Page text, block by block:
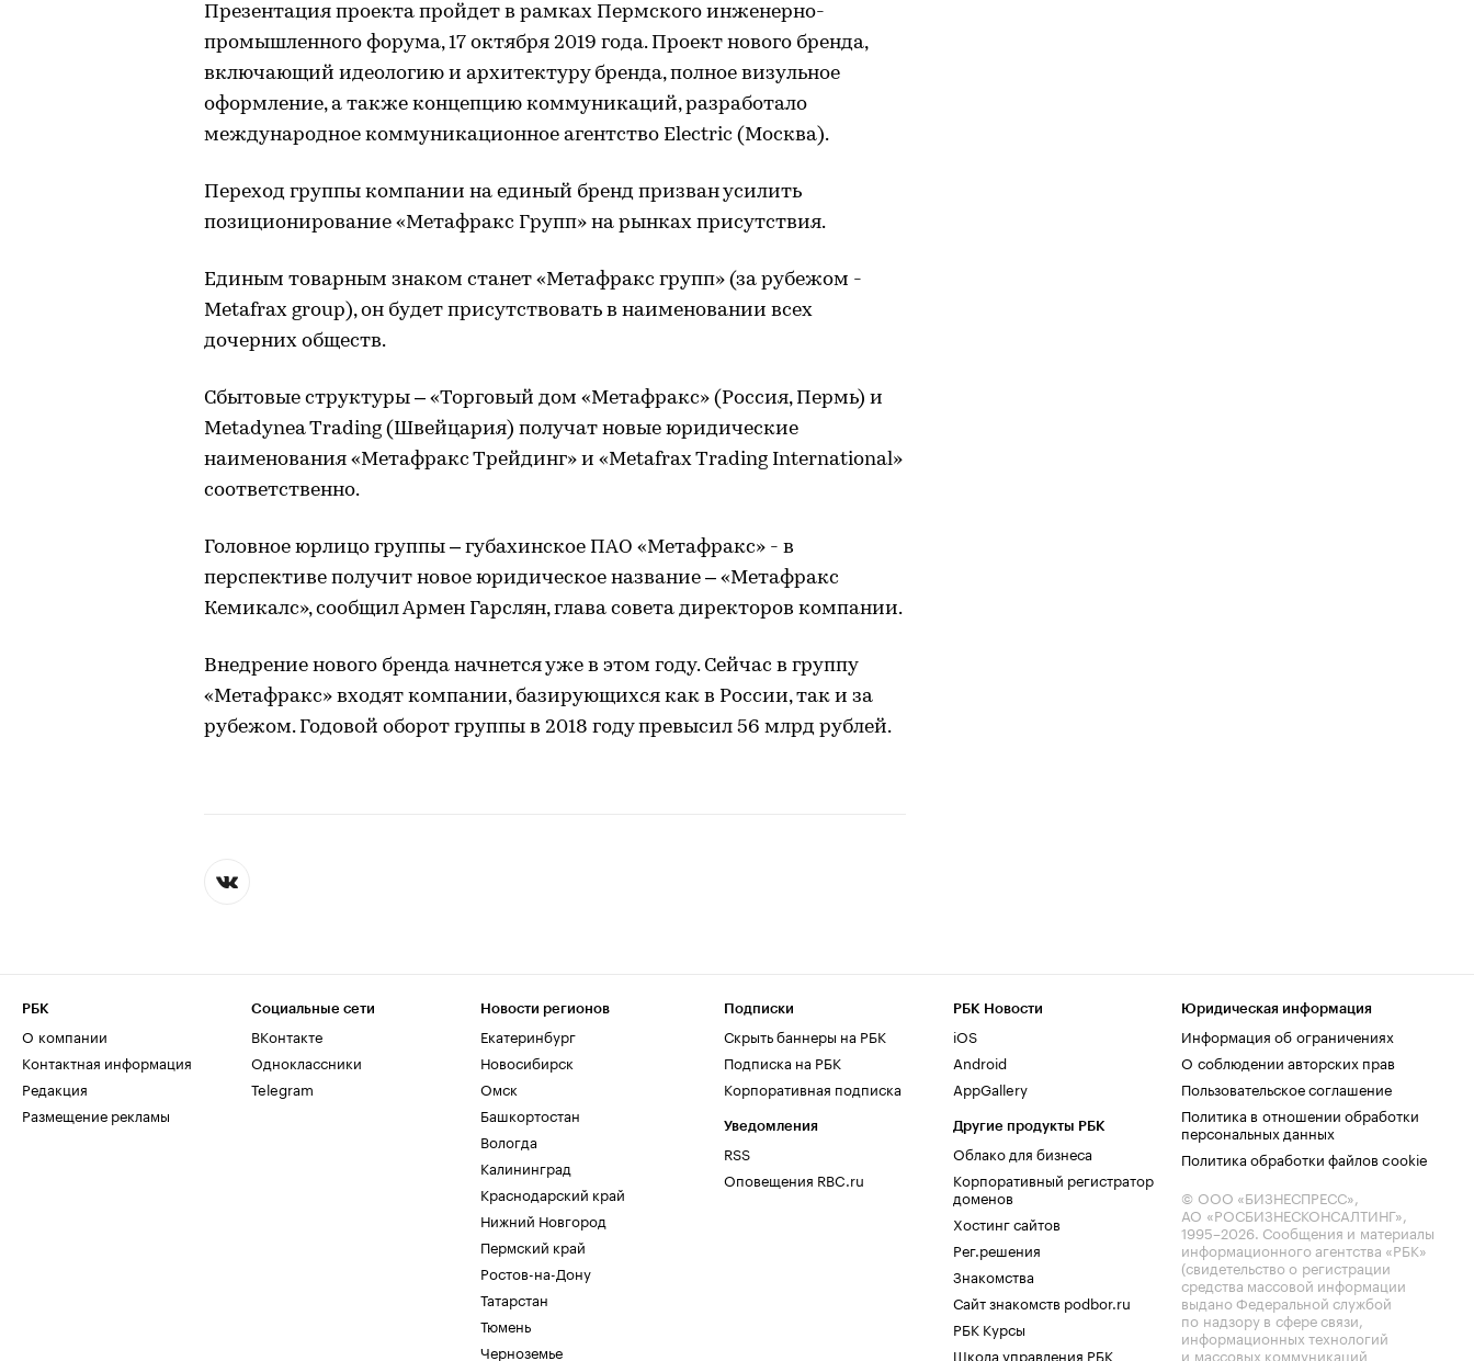
Презентация проекта пройдет в рамках Пермского инженерно-
промышленного форума, 17 октября 2019 года. Проект нового бренда,
включающий идеологию и архитектуру бренда, полное визульное
оформление, а также концепцию коммуникаций, разработало
международное коммуникационное агентство Electric (Москва).
Переход группы компании на единый бренд призван усилить
позиционирование «Метафракс Групп» на рынках присутствия.
Единым товарным знаком станет «Метафракс групп» (за рубежом -
Metafrax group), он будет присутствовать в наименовании всех
дочерних обществ.
Сбытовые структуры – «Торговый дом «Метафракс» (Россия, Пермь) и
Metadynea Trading (Швейцария) получат новые юридические
наименования «Метафракс Трейдинг» и «Metafrax Trading International»
соответственно.
Головное юрлицо группы – губахинское ПАО «Метафракс» - в
перспективе получит новое юридическое название – «Метафракс
Кемикалс», сообщил Армен Гарслян, глава совета директоров компании.
Внедрение нового бренда начнется уже в этом году. Сейчас в группу
«Метафракс» входят компании, базирующихся как в России, так и за
рубежом. Годовой оборот группы в 2018 году превысил 56 млрд рублей.
РБК
О компании
Контактная информация
Редакция
Размещение рекламы
Социальные сети
ВКонтакте
Одноклассники
Telegram
Новости регионов
Екатеринбург
Новосибирск
Омск
Башкортостан
Вологда
Калининград
Краснодарский край
Нижний Новгород
Пермский край
Ростов-на-Дону
Татарстан
Тюмень
Черноземье
Подписки
Скрыть баннеры на РБК
Подписка на РБК
Корпоративная подписка
Уведомления
RSS
Оповещения RBC.ru
РБК Новости
iOS
Android
AppGallery
Другие продукты РБК
Облако для бизнеса
Корпоративный регистратор
доменов
Хостинг сайтов
Рег.решения
Знакомства
Сайт знакомств podbor.ru
РБК Курсы
Школа управления РБК
Юридическая информация
Информация об ограничениях
О соблюдении авторских прав
Пользовательское соглашение
Политика в отношении обработки
персональных данных
Политика обработки файлов cookie
© ООО «БИЗНЕСПРЕСС»,
АО «РОСБИЗНЕСКОНСАЛТИНГ»,
1995–2026. Сообщения и материалы
информационного агентства «РБК»
(свидетельство о регистрации
средства массовой информации
выдано Федеральной службой
по надзору в сфере связи,
информационных технологий
и массовых коммуникаций